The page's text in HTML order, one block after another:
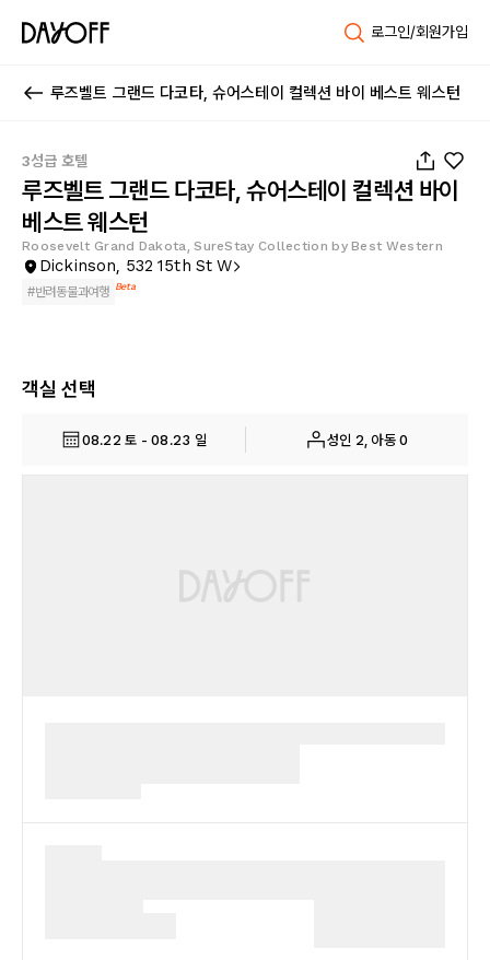
로그인/회원가입
루즈벨트 그랜드 다코타, 슈어스테이 컬렉션 바이 베스트 웨스턴
3성급 호텔
루즈벨트 그랜드 다코타, 슈어스테이 컬렉션 바이
베스트 웨스턴
Roosevelt Grand Dakota, SureStay Collection by Best Western
Dickinson, 532 15th St W
#반려동물과여행 Beta
객실 선택
08.22 토 - 08.23 일 성인 2, 아동 0